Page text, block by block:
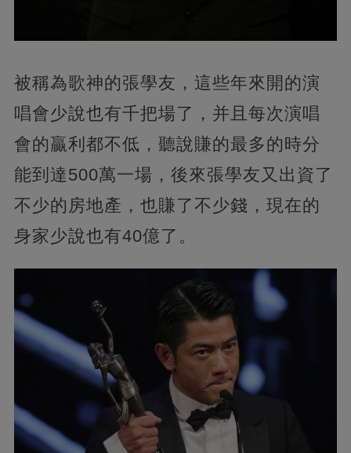
被稱為歌神的張學友，這些年來開的演
唱會少說也有千把場了，并且每次演唱
會的贏利都不低，聽說賺的最多的時分
能到達500萬一場，後來張學友又出資了
不少的房地產，也賺了不少錢，現在的
身家少說也有40億了。